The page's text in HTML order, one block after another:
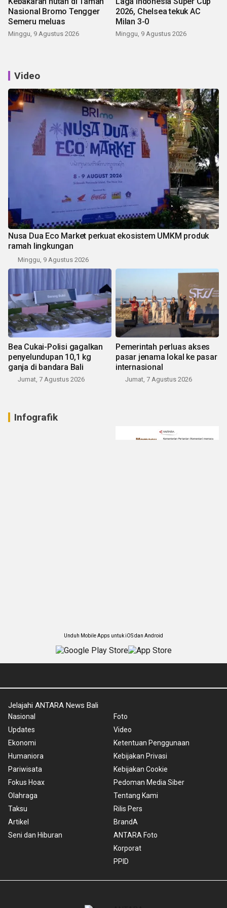
Nasional Bromo Tengger
Semeru meluas
Minggu, 9 Agustus 2026
2026, Chelsea tekuk AC
Milan 3-0
Minggu, 9 Agustus 2026
Video
Nusa Dua Eco Market perkuat ekosistem UMKM produk
ramah lingkungan
Minggu, 9 Agustus 2026
Bea Cukai-Polisi gagalkan
penyelundupan 10,1 kg
ganja di bandara Bali
Jumat, 7 Agustus 2026
Pemerintah perluas akses
pasar jenama lokal ke pasar
internasional
Jumat, 7 Agustus 2026
Infografik
Unduh Mobile Apps untuk iOS dan Android
Jelajahi ANTARA News Bali
Nasional
Updates
Ekonomi
Humaniora
Pariwisata
Fokus Hoax
Olahraga
Taksu
Artikel
Seni dan Hiburan
Foto
Video
Ketentuan Penggunaan
Kebijakan Privasi
Kebijakan Cookie
Pedoman Media Siber
Tentang Kami
Rilis Pers
BrandA
ANTARA Foto
Korporat
PPID